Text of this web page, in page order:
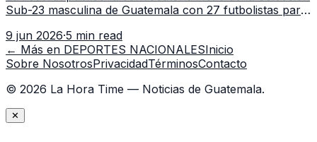
Sub-23 masculina de Guatemala con 27 futbolistas para
9 jun 2026·5 min read
← Más en DEPORTES NACIONALESInicio
Sobre NosotrosPrivacidadTérminosContacto
© 2026 La Hora Time — Noticias de Guatemala.